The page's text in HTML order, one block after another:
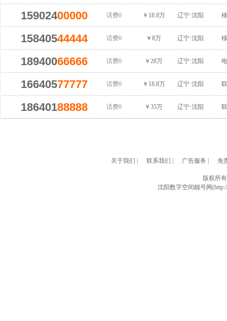
15902400000 话费0 ￥18.8万 辽宁·沈阳
15840544444 话费0 ￥8万 辽宁·沈阳
18940066666 话费0 ￥28万 辽宁·沈阳
16640577777 话费0 ￥18.8万 辽宁·沈阳
18640188888 话费0 ￥35万 辽宁·沈阳
关于我们 联系我们 广告服务 免
版权所
沈阳数字空间靓号网